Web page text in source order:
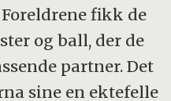
fikk de
og ball, der de
partner. Det
sine en ektefelle